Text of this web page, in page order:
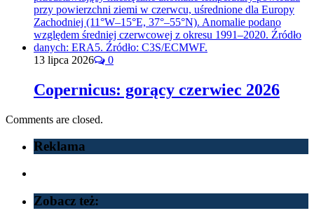
13 lipca 2026 0
Copernicus: gorący czerwiec 2026
Comments are closed.
Reklama
Zobacz też: